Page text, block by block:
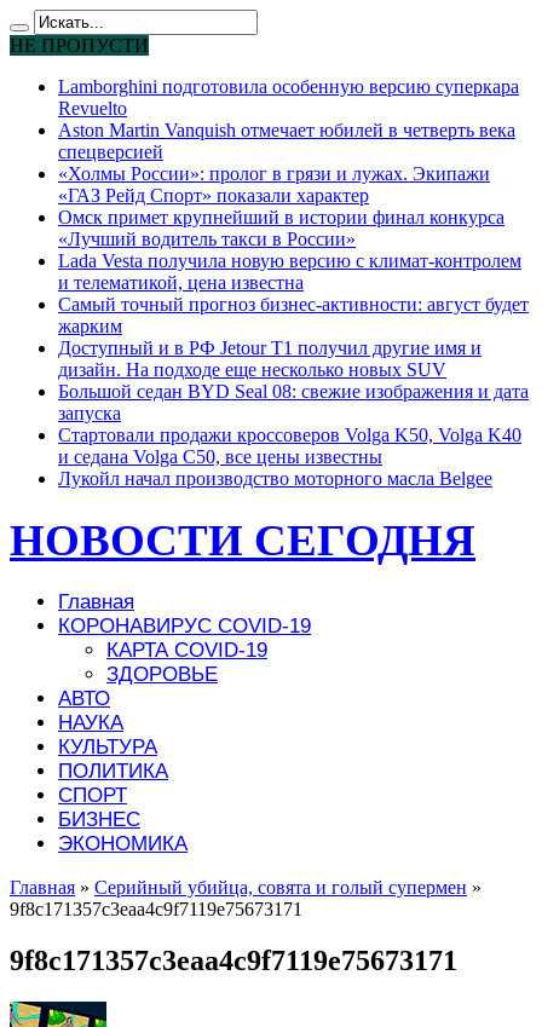
НЕ ПРОПУСТИ
Lamborghini подготовила особенную версию суперкара
Revuelto
Aston Martin Vanquish отмечает юбилей в четверть века
спецверсией
«Холмы России»: пролог в грязи и лужах. Экипажи
«ГАЗ Рейд Спорт» показали характер
Омск примет крупнейший в истории финал конкурса
«Лучший водитель такси в России»
Lada Vesta получила новую версию с климат-контролем
и телематикой, цена известна
Самый точный прогноз бизнес-активности: август будет
жарким
Доступный и в РФ Jetour T1 получил другие имя и
дизайн. На подходе еще несколько новых SUV
Большой седан BYD Seal 08: свежие изображения и дата
запуска
Стартовали продажи кроссоверов Volga K50, Volga K40
и седана Volga C50, все цены известны
Лукойл начал производство моторного масла Belgee
НОВОСТИ СЕГОДНЯ
Главная
КОРОНАВИРУС COVID-19
КАРТА COVID-19
ЗДОРОВЬЕ
АВТО
НАУКА
КУЛЬТУРА
ПОЛИТИКА
СПОРТ
БИЗНЕС
ЭКОНОМИКА
Главная » Серийный убийца, совята и голый супермен »
9f8c171357c3eaa4c9f7119e75673171
9f8c171357c3eaa4c9f7119e75673171